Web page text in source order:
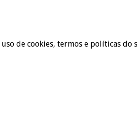
de cookies, termos e políticas do